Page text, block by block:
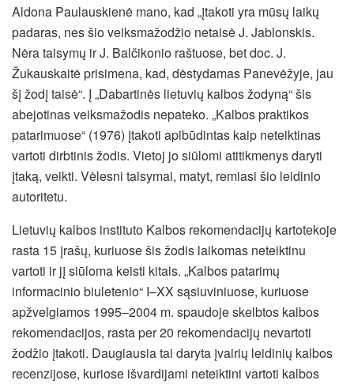
Aldona Paulauskienė mano, kad „įtakoti yra mūsų laikų
padaras, nes šio veiksmažodžio netaisė J. Jablonskis.
Nėra taisymų ir J. Balčikonio raštuose, bet doc. J.
Žukauskaitė prisimena, kad, dėstydamas Panevėžyje, jau
šį žodį taisė“. Į „Dabartinės lietuvių kalbos žodyną“ šis
abejotinas veiksmažodis nepateko. „Kalbos praktikos
patarimuose“ (1976) įtakoti apibūdintas kaip neteiktinas
vartoti dirbtinis žodis. Vietoj jo siūlomi atitikmenys daryti
įtaką, veikti. Vėlesni taisymai, matyt, remiasi šio leidinio
autoritetu.
Lietuvių kalbos instituto Kalbos rekomendacijų kartotekoje
rasta 15 įrašų, kuriuose šis žodis laikomas neteiktinu
vartoti ir jį siūloma keisti kitais. „Kalbos patarimų
informacinio biuletenio“ I–XX sąsiuviniuose, kuriuose
apžvelgiamos 1995–2004 m. spaudoje skelbtos kalbos
rekomendacijos, rasta per 20 rekomendacijų nevartoti
žodžio įtakoti. Daugiausia tai daryta įvairių leidinių kalbos
recenzijose, kuriose išvardijami neteiktini vartoti kalbos